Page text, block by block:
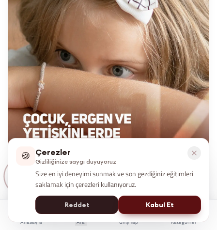
Çocuk, Ergen Ve Yetişkinlerde
Anksiyete Bozuklukları Sertifika
Programı
Anasayfa Ara Giriş Yap Kategoriler
🍪 Çerezler
Gizliliğinize saygı duyuyoruz
Size en iyi deneyimi sunmak ve son gezdiğiniz eğitimleri
saklamak için çerezleri kullanıyoruz.
Reddet Kabul Et